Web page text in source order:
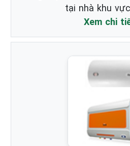
tại nhà khu
Xem chi